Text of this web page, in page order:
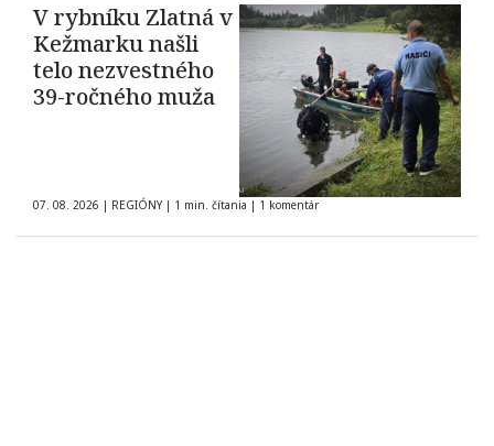
V rybníku Zlatná v
Kežmarku našli
telo nezvestného
39-ročného muža
07. 08. 2026 | REGIÓNY | 1 min. čítania | 1 komentár